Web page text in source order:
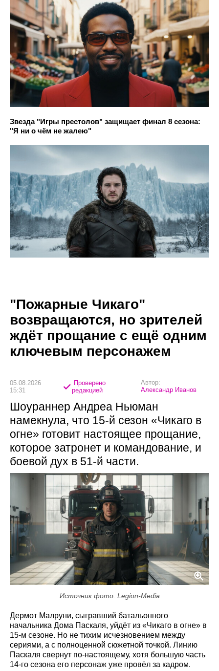
Звезда "Игры престолов" защищает финал 8 сезона:
"Я ни о чём не жалею"
"Пожарные Чикаго"
возвращаются, но зрителей
ждёт прощание с ещё одним
ключевым персонажем
05.08.2026
15:31
Проверено
редакцией
Автор:
Александр Иванов
Шоураннер Андреа Ньюман
намекнула, что 15-й сезон «Чикаго в
огне» готовит настоящее прощание,
которое затронет и командование, и
боевой дух в 51-й части.
Источник фото: Legion-Media
Дермот Малруни, сыгравший батальонного
начальника Дома Паскаля, уйдёт из «Чикаго в огне» в
15-м сезоне. Но не тихим исчезновением между
сериями, а с полноценной сюжетной точкой. Линию
Паскаля свернут по-настоящему, хотя большую часть
14-го сезона его персонаж уже провёл за кадром.